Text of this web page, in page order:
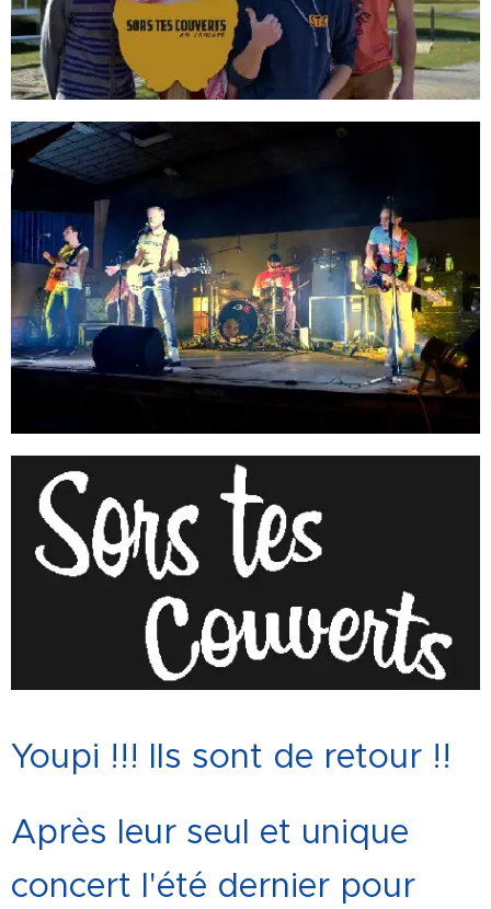
Youpi !!! Ils sont de retour !!
Après leur seul et unique
concert l'été dernier pour